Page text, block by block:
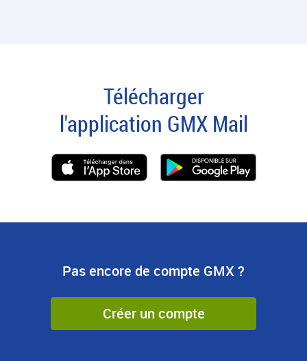
Télécharger
l'application GMX Mail
Pas encore de compte GMX ?
Créer un compte